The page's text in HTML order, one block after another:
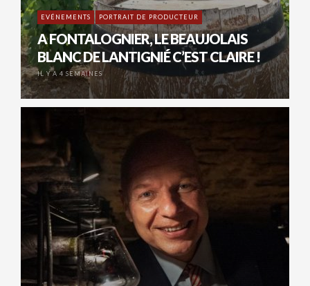
EVÉNEMENTS PORTRAIT DE PRODUCTEUR
A FONTALOGNIER, LE BEAUJOLAIS
BLANC DE LANTIGNIÉ C’EST CLAIRE !
IL Y A 4 SEMAINES